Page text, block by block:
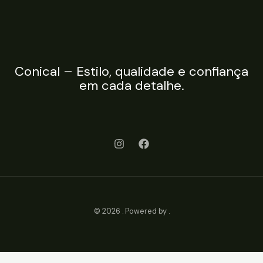
Conical – Estilo, qualidade e confiança
em cada detalhe.
© 2026 . Powered by .